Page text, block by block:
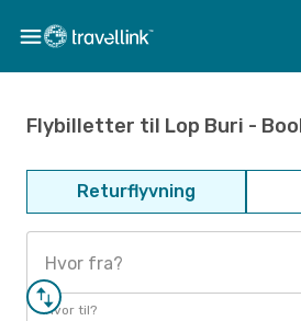
Flybilletter til Lop Buri -
Returflyvning
Hvor fra?
Hvor til?